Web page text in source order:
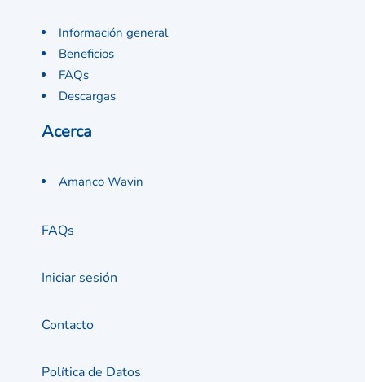
Información general
Beneficios
FAQs
Descargas
Acerca
Amanco Wavin
FAQs
Iniciar sesión
Contacto
Política de Datos